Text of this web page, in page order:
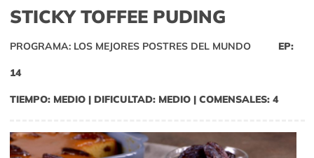
STICKY TOFFEE PUDING
PROGRAMA: LOS MEJORES POSTRES DEL MUNDO EP:
14
TIEMPO: MEDIO | DIFICULTAD: MEDIO | COMENSALES: 4